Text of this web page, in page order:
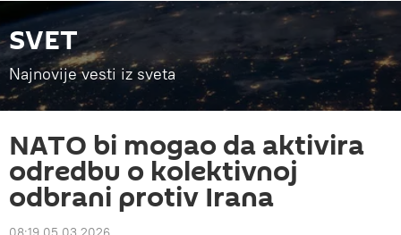
SVET
Najnovije vesti iz sveta
NATO bi mogao da aktivira
odredbu o kolektivnoj
odbrani protiv Irana